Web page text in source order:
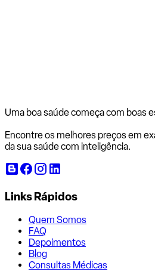
Uma boa saúde começa com boas
Encontre os melhores preços em
da sua saúde com inteligência.
Links Rápidos
Quem Somos
FAQ
Depoimentos
Blog
Consultas Médicas